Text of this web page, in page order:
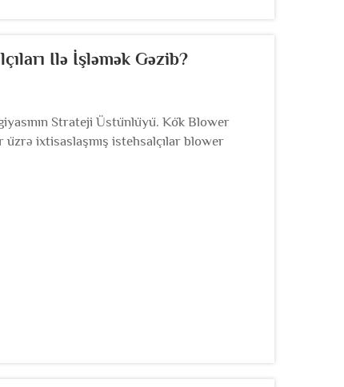
Ilə İşləmək Gəzib?
Strateji Üstünlüyü. Kök Blower
ixtisaslaşmış istehsalçılar blower
şirkətlər yalnız bu sa...